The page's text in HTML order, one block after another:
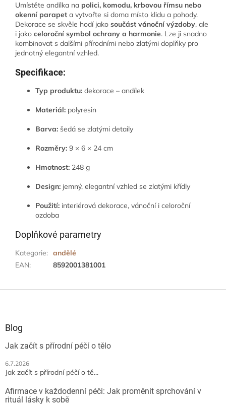
Umístěte andílka na polici, komodu, krbovou římsu nebo
okenní parapet a vytvořte si doma místo klidu a pohody.
Dekorace se skvěle hodí jako součást vánoční výzdoby, ale
i jako celoroční symbol ochrany a harmonie. Lze ji snadno
kombinovat s dalšími přírodními nebo zlatými doplňky pro
jednotný elegantní vzhled.
Specifikace:
Typ produktu: dekorace – andílek
Materiál: polyresin
Barva: šedá se zlatými detaily
Rozměry: 9 × 6 × 24 cm
Hmotnost: 248 g
Design: jemný, elegantní vzhled se zlatými křídly
Použití: interiérová dekorace, vánoční i celoroční
ozdoba
Doplňkové parametry
Kategorie: andělé
EAN: 8592001381001
Blog
Jak začít s přírodní péčí o tělo
6.7.2026
Jak začít s přírodní péčí o tě...
Afirmace v každodenní péči: Jak proměnit sprchování v
rituál lásky k sobě